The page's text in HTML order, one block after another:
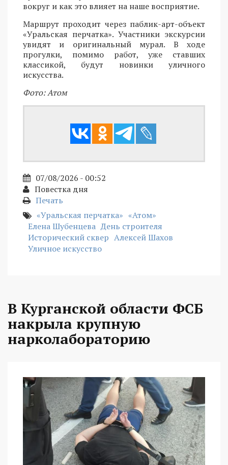
вокруг и как это влияет на наше восприятие.
Маршрут проходит через паблик-арт-объект
«Уральская перчатка». Участники экскурсии
увидят и оригинальный мурал. В ходе
прогулки, помимо работ, уже ставших
классикой, будут новинки уличного
искусства.
Фото: Атом
07/08/2026 - 00:52
Повестка дня
Печать
«Уральская перчатка» «Атом»
Елена Шубенцева День строителя
Исторический сквер Алексей Шахов
Уличное искусство
В Курганской области ФСБ
накрыла крупную
нарколабораторию